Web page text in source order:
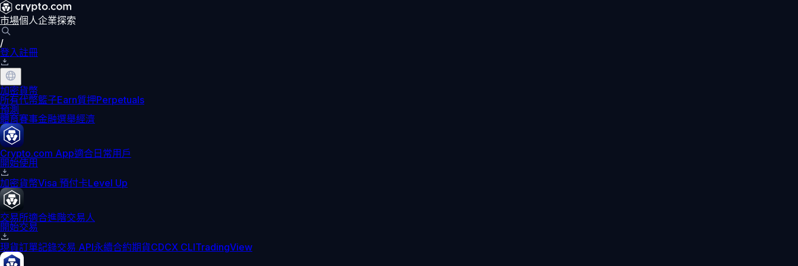
市場個人企業探索
/
登入註冊
加密貨幣
所有代幣籃子Earn質押Perpetuals
預測
體育賽事金融選舉經濟
Crypto.com App適合日常用戶
開始使用
加密貨幣Visa 預付卡Level Up
交易所適合進階交易人
開始交易
現貨訂單記錄交易 API永續合約期貨CDCX CLITradingView